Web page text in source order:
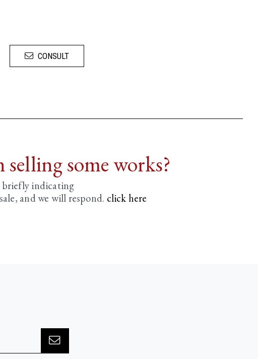
CONSULT
some works?
briefly indicating
and we will respond. click here